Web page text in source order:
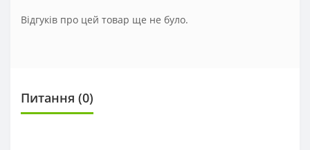
Відгуків про цей товар ще не було.
Питання (0)